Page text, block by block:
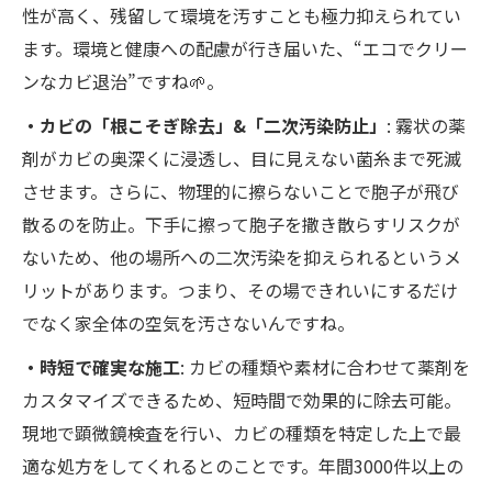
性が高く、残留して環境を汚すことも極力抑えられてい
ます。環境と健康への配慮が行き届いた、“エコでクリー
ンなカビ退治”ですね🌱。
・カビの「根こそぎ除去」&「二次汚染防止」 : 霧状の薬
剤がカビの奥深くに浸透し、目に見えない菌糸まで死滅
させます。さらに、物理的に擦らないことで胞子が飛び
散るのを防止。下手に擦って胞子を撒き散らすリスクが
ないため、他の場所への二次汚染を抑えられるというメ
リットがあります。つまり、その場できれいにするだけ
でなく家全体の空気を汚さないんですね。
・時短で確実な施工: カビの種類や素材に合わせて薬剤を
カスタマイズできるため、短時間で効果的に除去可能。
現地で顕微鏡検査を行い、カビの種類を特定した上で最
適な処方をしてくれるとのことです。年間3000件以上の